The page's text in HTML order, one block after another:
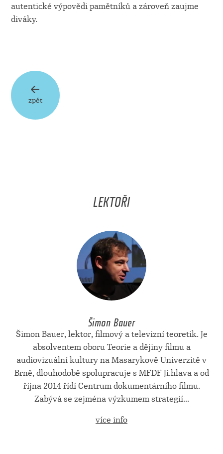
autentické výpovědi pamětníků a zároveň zaujme
diváky.
zpět
LEKTOŘI
Šimon Bauer
Šimon Bauer, lektor, filmový a televizní teoretik. Je
absolventem oboru Teorie a dějiny filmu a
audiovizuální kultury na Masarykově Univerzitě v
Brně, dlouhodobě spolupracuje s MFDF Ji.hlava a od
října 2014 řídí Centrum dokumentárního filmu.
Zabývá se zejména výzkumem strategií...
více info